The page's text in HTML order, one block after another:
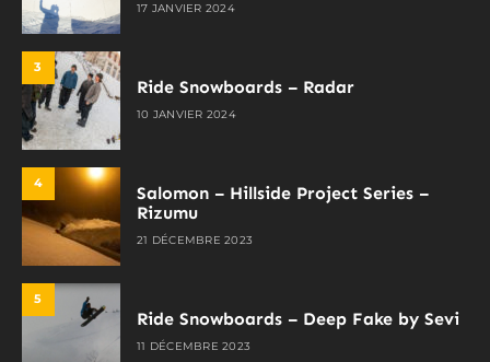
17 JANVIER 2024
3
Ride Snowboards – Radar
10 JANVIER 2024
4
Salomon – Hillside Project Series –
Rizumu
21 DÉCEMBRE 2023
5
Ride Snowboards – Deep Fake by Sevi
11 DÉCEMBRE 2023